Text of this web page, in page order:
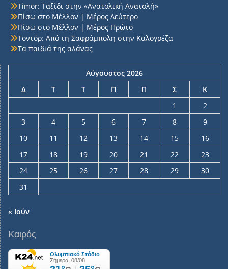
Timor: Ταξίδι στην «Ανατολική Ανατολή»
Πίσω στο Μέλλον | Μέρος Δεύτερο
Πίσω στο Μέλλον | Μέρος Πρώτο
Τοντόρ: Από τη Σαφράμπολη στην Καλογρέζα
Τα παιδιά της αλάνας
Αύγουστος 2026
Δ
Τ Τ Π Π Σ
Κ
1
2
3
4 5 6 7 8
9
10
11 12 13 14 15
16
17
18 19 20 21 22
23
24
25 26 27 28 29
30
31
« Ιούν
Καιρός